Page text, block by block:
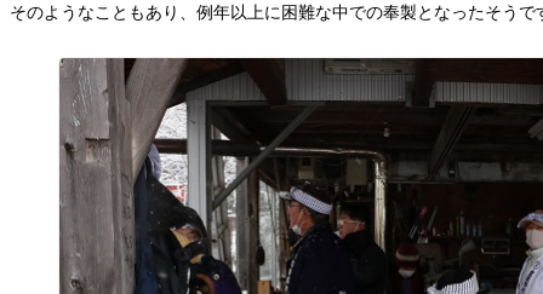
そのようなこともあり、例年以上に困難な中での奉製となったそうで